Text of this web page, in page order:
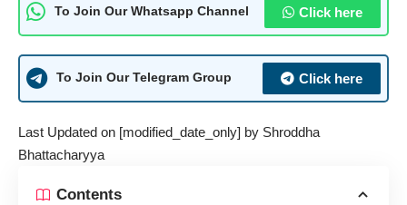
To Join Our Whatsapp Channel Click here
To Join Our Telegram Group Click here
Last Updated on [modified_date_only] by Shroddha
Bhattacharyya
Contents